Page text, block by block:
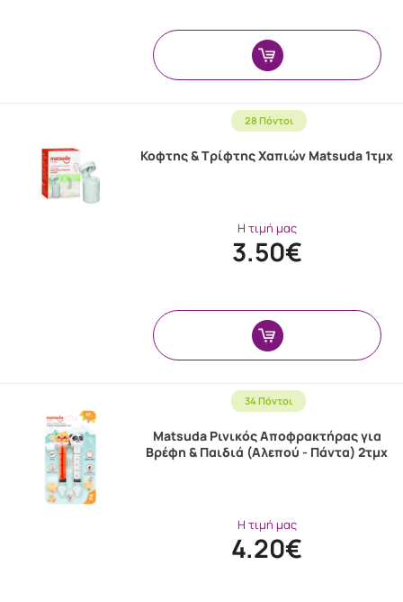
28 Πόντοι
Κοφτης & Τρίφτης Χαπιών Matsuda 1τμχ
Η τιμή μας
3.50€
34 Πόντοι
Matsuda Ρινικός Αποφρακτήρας για
Βρέφη & Παιδιά (Αλεπού - Πάντα) 2τμχ
Η τιμή μας
4.20€